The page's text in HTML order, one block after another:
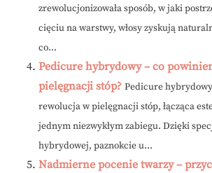
zrewolucjonizowała sposób, w jaki
cięciu na warstwy, włosy zyskują
co...
Pedicure hybrydowy – co
pielęgnacji stóp? Pedicure
rewolucja w pielęgnacji stóp, łącząca
jednym niezwykłym zabiegu. Dzięki
hybrydowej, paznokcie u...
Nadmierne pocenie twarzy –